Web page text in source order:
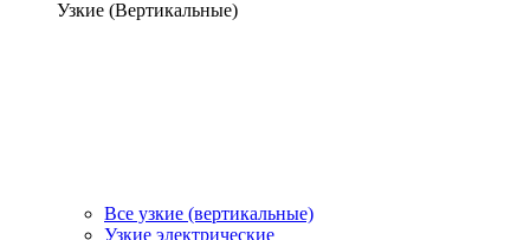
Узкие (Вертикальные)
Все узкие (вертикальные)
Узкие электрические